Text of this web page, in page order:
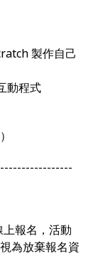
製作自己
動程式
）
報名，活動
為放棄報名資